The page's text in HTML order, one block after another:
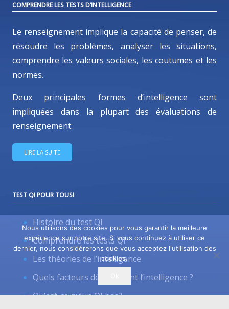
COMPRENDRE LES TESTS D’INTELLIGENCE
Le renseignement implique la capacité de penser, de
résoudre les problèmes, analyser les situations,
comprendre les valeurs sociales, les coutumes et les
normes.
Deux principales formes d’intelligence sont
impliquées dans la plupart des évaluations de
renseignement.
LIRE LA SUITE
TEST QI POUR TOUS!
Histoire du test QI
Comprendre les tests QI
Les théories de l’intelligence
Quels facteurs déterminent l’intelligence ?
Qu’est-ce qu’un QI bas?
Nous utilisons des cookies pour vous garantir la meilleure
expérience sur notre site. Si vous continuez à utiliser ce
dernier, nous considérerons que vous acceptez l'utilisation des
cookies.